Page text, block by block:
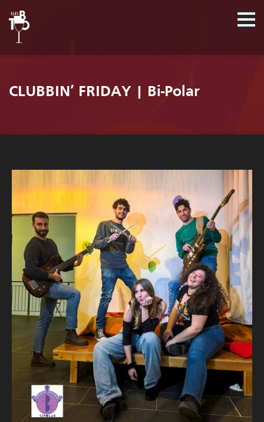
CLUBBIN’ FRIDAY | Bi-Polar